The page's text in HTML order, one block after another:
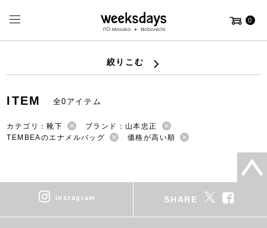
0
絞りこむ
ITEM 全0アイテム
カテゴリ：靴下
ブランド：山本忠正
TEMBEAのエナメルバッグ
価格が高い順
instagram SHARE